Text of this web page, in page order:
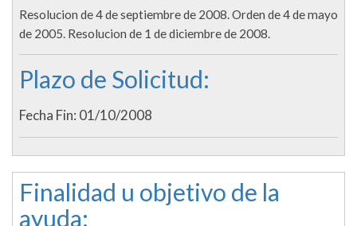
Resolucion de 4 de septiembre de 2008. Orden de 4 de mayo
de 2005. Resolucion de 1 de diciembre de 2008.
Plazo de Solicitud:
Fecha Fin: 01/10/2008
Finalidad u objetivo de la
ayuda: